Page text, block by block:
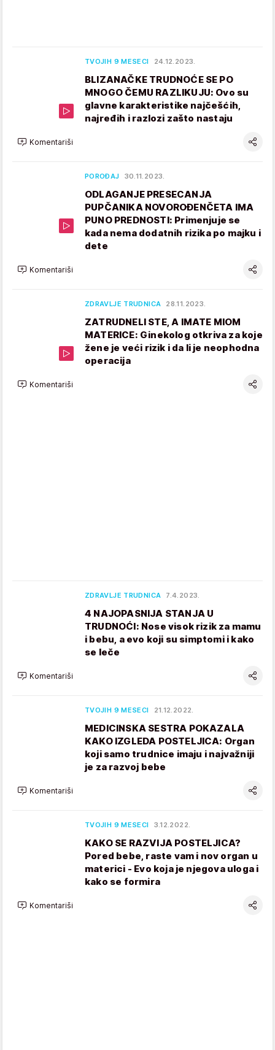
TVOJIH 9 MESECI 24.12.2023.
BLIZANAČKE TRUDNOĆE SE PO
MNOGO ČEMU RAZLIKUJU: Ovo su
glavne karakteristike najčešćih,
najređih i razlozi zašto nastaju
Komentariši
POROĐAJ 30.11.2023.
ODLAGANJE PRESECANJA
PUPČANIKA NOVOROĐENČETA IMA
PUNO PREDNOSTI: Primenjuje se
kada nema dodatnih rizika po majku i
dete
Komentariši
ZDRAVLJE TRUDNICA 28.11.2023.
ZATRUDNELI STE, A IMATE MIOM
MATERICE: Ginekolog otkriva za koje
žene je veći rizik i da li je neophodna
operacija
Komentariši
ZDRAVLJE TRUDNICA 7.4.2023.
4 NAJOPASNIJA STANJA U
TRUDNOĆI: Nose visok rizik za mamu
i bebu, a evo koji su simptomi i kako
se leče
Komentariši
TVOJIH 9 MESECI 21.12.2022.
MEDICINSKA SESTRA POKAZALA
KAKO IZGLEDA POSTELJICA: Organ
koji samo trudnice imaju i najvažniji
je za razvoj bebe
Komentariši
TVOJIH 9 MESECI 3.12.2022.
KAKO SE RAZVIJA POSTELJICA?
Pored bebe, raste vam i nov organ u
materici - Evo koja je njegova uloga i
kako se formira
Komentariši